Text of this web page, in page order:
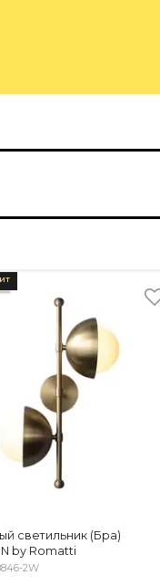
светильник (Бра)
by Romatti
2W